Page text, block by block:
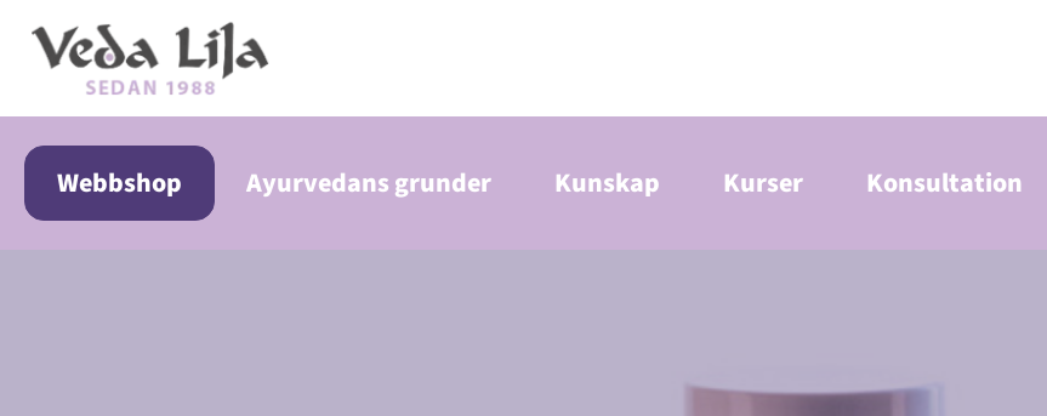
Webbshop Ayurvedans grunder Kunskap Kurser Konsultation